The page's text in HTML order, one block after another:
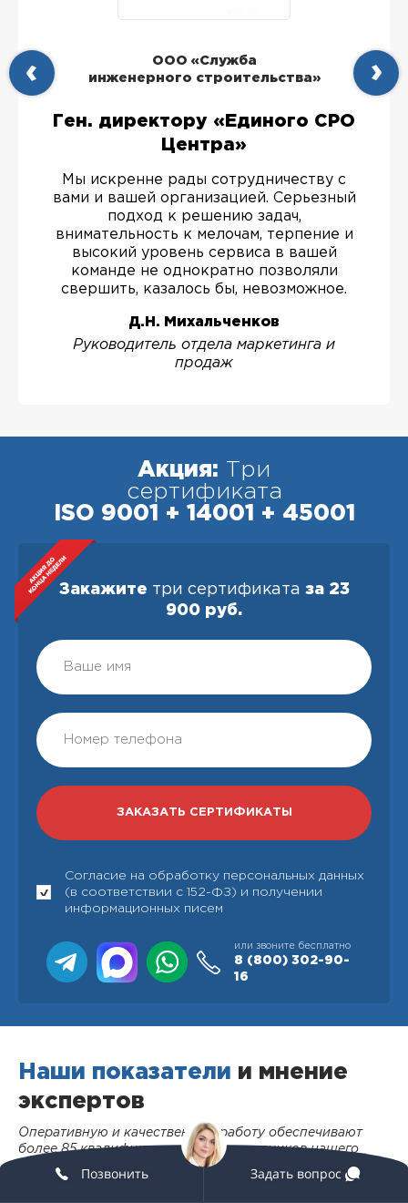
ООО «Служба
инженерного строительства»
Ген. директору «Единого СРО
Центра»
Мы искренне рады сотрудничеству с
вами и вашей организацией. Серьезный
подход к решению задач,
внимательность к мелочам, терпение и
высокий уровень сервиса в вашей
команде не однократно позволяли
свершить, казалось бы, невозможное.
Д.Н. Михальченков
Руководитель отдела маркетинга и
продаж
Акция: Три
сертификата
ISO 9001 + 14001 + 45001
Закажите три сертификата за 23
900 руб.
Согласие на обработку персональных данных
(в соответствии с 152-ФЗ) и получении
информационных писем
или звоните бесплатно
8 (800) 302-90-
16
Наши показатели и мнение
экспертов
Оперативную и качественную работу обеспечивают
более 85 квалифицированных сотрудников нашего
органа: аттестованных экспертов, обученных
специалистов и менеджеров
Позвонить Задать вопрос